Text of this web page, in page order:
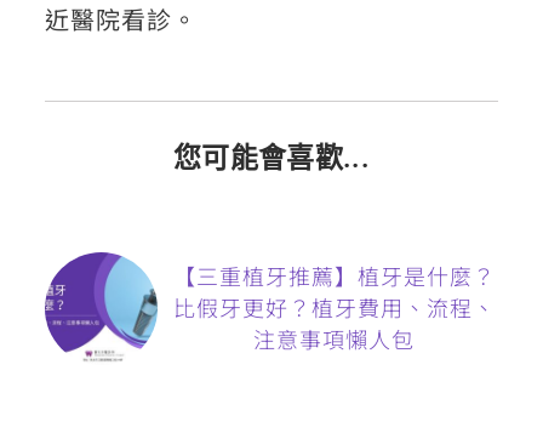
近醫院看診。
您可能會喜歡...
【三重植牙推薦】植牙是什麼？
比假牙更好？植牙費用、流程、
注意事項懶人包